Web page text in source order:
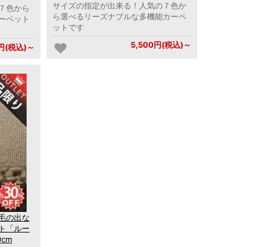
色から
ペット
(税込)～
サイズの指定が出来る！人気の７色か
ら選べるリーズナブルな多機能カーペ
ットです
5,500円(税込)～
の出な
「ルー